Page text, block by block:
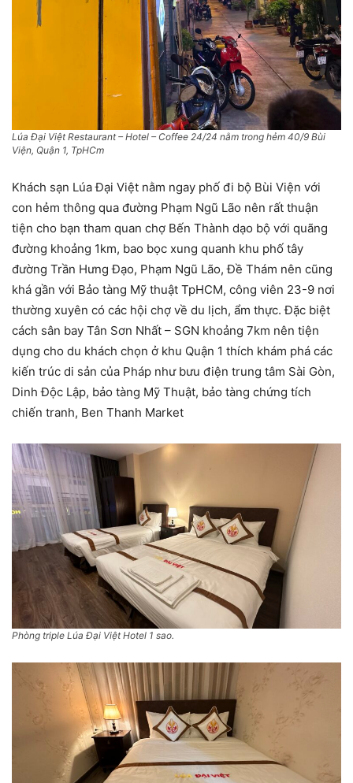
Lúa Đại Việt Restaurant – Hotel – Coffee 24/24 nằm trong hẻm 40/9 Bùi
Viện, Quận 1, TpHCm
Khách sạn Lúa Đại Việt nằm ngay phố đi bộ Bùi Viện với
con hẻm thông qua đường Phạm Ngũ Lão nên rất thuận
tiện cho bạn tham quan chợ Bến Thành dạo bộ với quãng
đường khoảng 1km, bao bọc xung quanh khu phố tây
đường Trần Hưng Đạo, Phạm Ngũ Lão, Đề Thám nên cũng
khá gần với Bảo tàng Mỹ thuật TpHCM, công viên 23-9 nơi
thường xuyên có các hội chợ về du lịch, ẩm thực. Đặc biệt
cách sân bay Tân Sơn Nhất – SGN khoảng 7km nên tiện
dụng cho du khách chọn ở khu Quận 1 thích khám phá các
kiến trúc di sản của Pháp như bưu điện trung tâm Sài Gòn,
Dinh Độc Lập, bảo tàng Mỹ Thuật, bảo tàng chứng tích
chiến tranh, Ben Thanh Market
Phòng triple Lúa Đại Việt Hotel 1 sao.